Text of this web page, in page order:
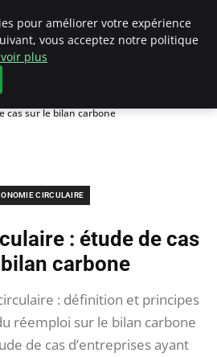
cas sur le bilan carbone
CIRCULAIRE
: étude de cas
carbone
: définition et principes
réemploi sur le bilan carbone
de cas d’entreprises ayant
pour améliorer votre expérience
vous acceptez notre politique
plus